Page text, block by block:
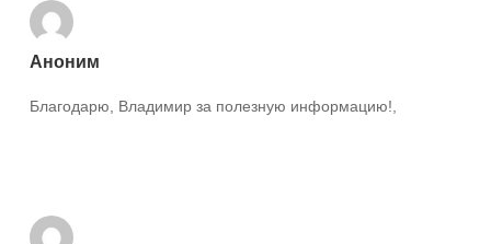
Аноним
Благодарю, Владимир за полезную информацию!,